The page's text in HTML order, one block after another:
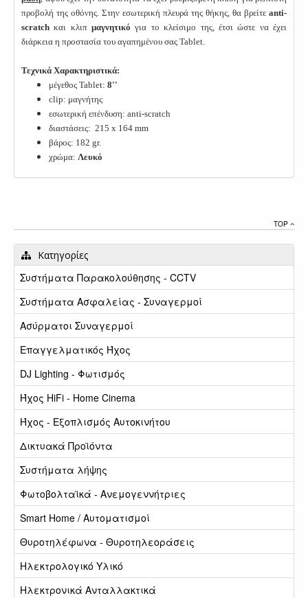
προβολή της οθόνης. Στην εσωτερική πλευρά της θήκης, θα βρείτε anti-
scratch και κλιπμαγνητικό για το κλείσιμο της, έτσι ώστε να έχει
διάρκεια η προστασία του αγαπημένου σας Tablet.
Τεχνικά Χαρακτηριστικά:
μέγεθος Tablet: 8''
clip: μαγνήτης
εσωτερική επένδυση: anti-scratch
διαστάσεις: 215 x 164 mm
βάρος: 182 gr.
χρώμα: Λευκό
TOP
Κατηγορίες
Συστήματα Παρακολούθησης - CCTV
Συστήματα Ασφαλείας - Συναγερμοί
Ασύρματοι Συναγερμοί
Επαγγελματικός Ήχος
DJ Lighting - Φωτισμός
Ήχος HiFi - Home Cinema
Ήχος - Εξοπλισμός Αυτοκινήτου
Δικτυακά Προϊόντα
Συστήματα λήψης
Φωτοβολταϊκά - Ανεμογεννήτριες
Smart Home / Αυτοματισμοί
Θυροτηλέφωνα - Θυροτηλεοράσεις
Ηλεκτρολογικό Υλικό
Ηλεκτρονικά Ανταλλακτικά